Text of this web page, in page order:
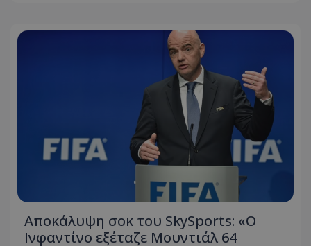
Αποκάλυψη σοκ του SkySports: «O
Ινφαντίνο εξέταζε Μουντιάλ 64